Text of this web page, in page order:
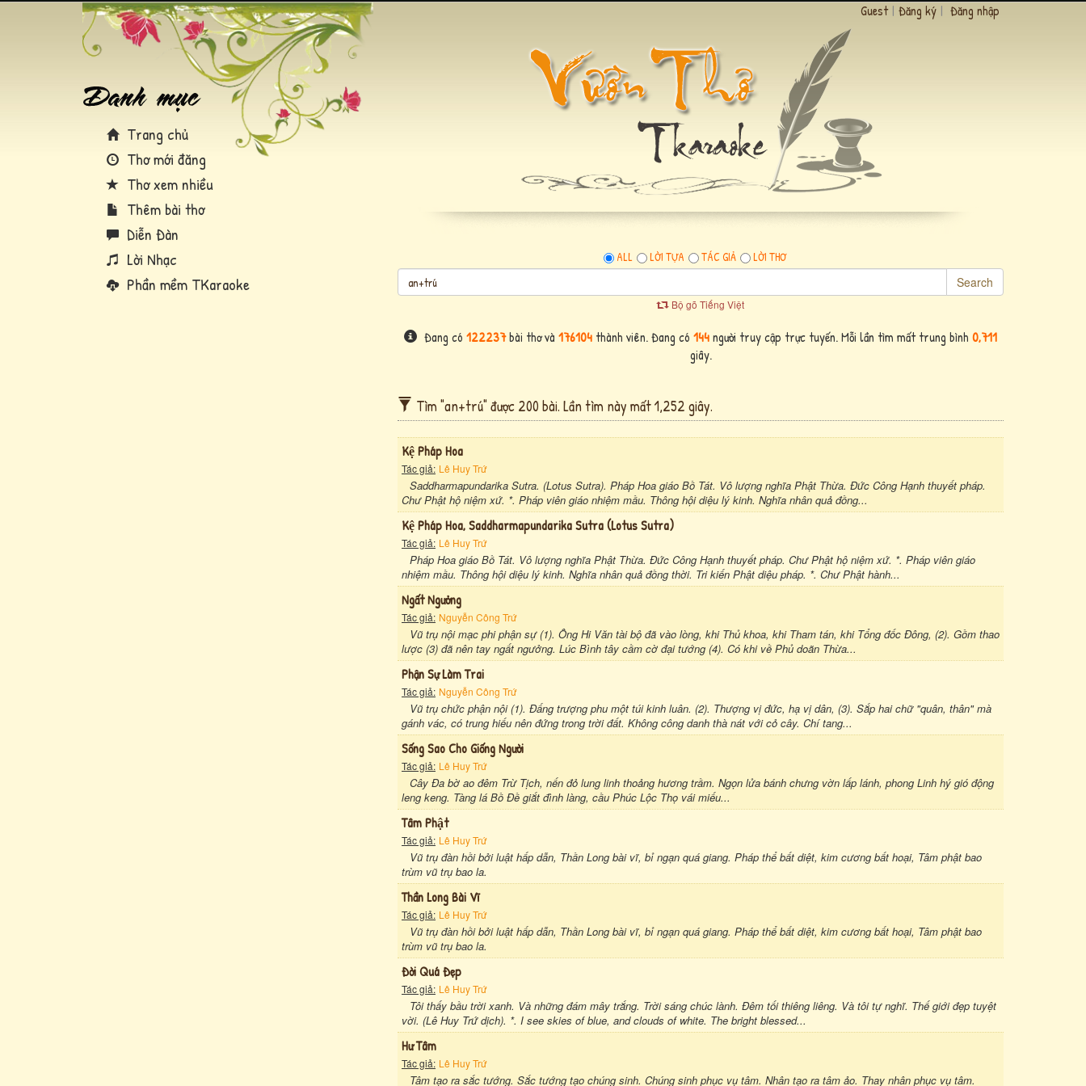
Trang chủ
Thơ mới đăng
Thơ xem nhiều
Thêm bài thơ
Diễn Đàn
Lời Nhạc
Phần mềm TKaraoke
Guest | Đăng ký | Đăng nhập
ALL LỜI TỰA TÁC GIẢ LỜI THƠ
Search
Bộ gõ Tiếng Việt
Đang có 122237bài thơ và 176104 thành viên. Đang có 144người truy cập trực tuyến. Mỗi lần tìm mất trung bình 0,711
giây.
Tìm "an+trú" được 200 bài. Lần tìm này mất 1,252 giây.
Kệ Pháp Hoa
Tác giả: Lê Huy Trứ
Saddharmapundarika Sutra. (Lotus Sutra). Pháp Hoa giáo Bồ Tát. Vô lượng nghĩa Phật Thừa. Đức Công Hạnh thuyết pháp.
Chư Phật hộ niệm xứ. *. Pháp viên giáo nhiệm mầu. Thông hội diệu lý kinh. Nghĩa nhân quả đồng...
Kệ Pháp Hoa, Saddharmapundarika Sutra (lotus Sutra)
Tác giả: Lê Huy Trứ
Pháp Hoa giáo Bồ Tát. Vô lượng nghĩa Phật Thừa. Đức Công Hạnh thuyết pháp. Chư Phật hộ niệm xứ. *. Pháp viên giáo
nhiệm mầu. Thông hội diệu lý kinh. Nghĩa nhân quả đồng thời. Tri kiến Phật diệu pháp. *. Chư Phật hành...
Ngất Ngưởng
Tác giả: Nguyễn Công Trứ
Vũ trụ nội mạc phi phận sự (1). Ông Hi Văn tài bộ đã vào lòng, khi Thủ khoa, khi Tham tán, khi Tổng đốc Đông, (2). Gồm thao
lược (3) đã nên tay ngất ngưởng. Lúc Bình tây cầm cờ đại tướng (4). Có khi về Phủ doãn Thừa...
Phận Sự Làm Trai
Tác giả: Nguyễn Công Trứ
Vũ trụ chức phận nội (1). Đấng trượng phu một túi kinh luân. (2). Thượng vị đức, hạ vị dân, (3). Sắp hai chữ "quân, thân" mà
gánh vác, có trung hiếu nên đứng trong trời đất. Không công danh thà nát với cỏ cây. Chí tang...
Sống Sao Cho Giống Người
Tác giả: Lê Huy Trứ
Cây Đa bờ ao đêm Trừ Tịch, nến đỏ lung linh thoảng hương trầm. Ngọn lửa bánh chưng vờn lấp lánh, phong Linh hý gió động
leng keng. Tàng lá Bồ Đề giắt đình làng, cầu Phúc Lộc Thọ vái miếu...
Tâm Phật
Tác giả: Lê Huy Trứ
Vũ trụ đàn hồi bởi luật hấp dẫn, Thần Long bài vĩ, bỉ ngạn quá giang. Pháp thể bất diệt, kim cương bất hoại, Tâm phật bao
trùm vũ trụ bao la.
Thần Long Bài Vĩ
Tác giả: Lê Huy Trứ
Vũ trụ đàn hồi bởi luật hấp dẫn, Thần Long bài vĩ, bỉ ngạn quá giang. Pháp thể bất diệt, kim cương bất hoại, Tâm phật bao
trùm vũ trụ bao la.
Đời Quá Đẹp
Tác giả: Lê Huy Trứ
Tôi thấy bầu trời xanh. Và những đám mây trắng. Trời sáng chúc lành. Đêm tối thiêng liêng. Và tôi tự nghĩ. Thế giới đẹp tuyệt
vời. (Lê Huy Trứ dịch). *. I see skies of blue, and clouds of white. The bright blessed...
Hư Tâm
Tác giả: Lê Huy Trứ
Tâm tạo ra sắc tướng. Sắc tướng tạo chúng sinh. Chúng sinh phục vụ tâm. Nhân tạo ra tâm ảo. Thay nhân phục vụ tâm.